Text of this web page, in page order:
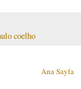
coelho
Ana Sayfa